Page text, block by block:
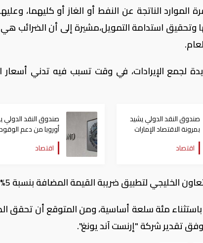
الناتجة عن النفط أو الغاز أو كليهما،
وتحقيق استدامة التمويل،مشيرة إلى أن الضرائب
لجمع الإيرادات، في وقت تسبب فيه تدني أسعار
صندوق النقد الدولي يشيد
بمرونة الاقتصاد الإمارات
ومتانة القطاع المالي
اقتصاد
صندوق النقد الدولي
أوروبا من دعم الوقود
لكبح أسعار الطاقة
اقتصاد
مئة سلعة أساسية، ومن المتوقع أن تحقق